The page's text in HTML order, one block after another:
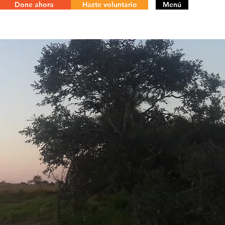
Menú
Done ahora Hazte voluntario